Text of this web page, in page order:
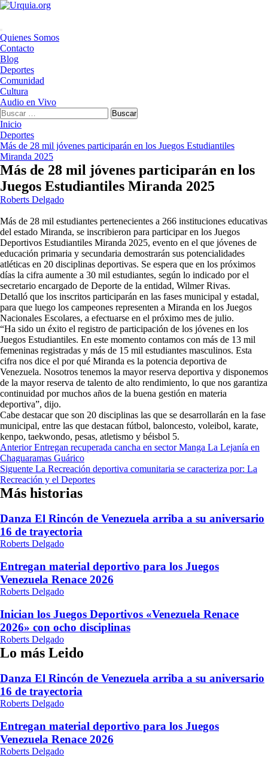
Saltar
Menú
principal
Quienes Somos
Contacto
Blog
Deportes
Comunidad
Cultura
Audio en Vivo
Buscar:
Inicio
Deportes
Más de 28 mil jóvenes participarán en los Juegos Estudiantiles
Miranda 2025
Más de 28 mil jóvenes participarán en los
Juegos Estudiantiles Miranda 2025
Roberts Delgado
Más de 28 mil estudiantes pertenecientes a 266 instituciones educativas
del estado Miranda, se inscribieron para participar en los Juegos
Deportivos Estudiantiles Miranda 2025, evento en el que jóvenes de
educación primaria y secundaria demostrarán sus potencialidades
atléticas en 20 disciplinas deportivas. Se espera que en los próximos
días la cifra aumente a 30 mil estudiantes, según lo indicado por el
secretario encargado de Deporte de la entidad, Wilmer Rivas.
Detalló que los inscritos participarán en las fases municipal y estadal,
para que luego los campeones representen a Miranda en los Juegos
Nacionales Escolares, a efectuarse en el próximo mes de julio.
“Ha sido un éxito el registro de participación de los jóvenes en los
Juegos Estudiantiles. En este momento contamos con más de 13 mil
femeninas registradas y más de 15 mil estudiantes masculinos. Esta
cifra nos dice el por qué Miranda es la potencia deportiva de
Venezuela. Nosotros tenemos la mayor reserva deportiva y disponemos
de la mayor reserva de talento de alto rendimiento, lo que nos garantiza
continuidad por muchos años de la buena gestión en materia
deportiva”, dijo.
Cabe destacar que son 20 disciplinas las que se desarrollarán en la fase
municipal, entre las que destacan fútbol, baloncesto, voleibol, karate,
kenpo, taekwondo, pesas, atletismo y béisbol 5.
Navegación
de
entradas
AnteriorEntregan recuperada cancha en sector Manga La Lejanía en
Chaguaramas Guárico
Siguente La Recreación deportiva comunitaria se caracteriza por: La
Recreación y el Deportes
Más historias
Danza El Rincón de Venezuela arriba a su aniversario
16 de trayectoria
Roberts Delgado
Entregan material deportivo para los Juegos
Venezuela Renace 2026
Roberts Delgado
Inician los Juegos Deportivos «Venezuela Renace
2026» con ocho disciplinas
Roberts Delgado
Lo más Leido
Danza El Rincón de Venezuela arriba a su aniversario
16 de trayectoria
Roberts Delgado
Entregan material deportivo para los Juegos
Venezuela Renace 2026
Roberts Delgado